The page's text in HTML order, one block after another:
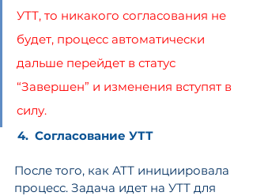
УТТ, то никакого согласования не
будет, процесс автоматически
дальше перейдет в статус
“Завершен” и изменения вступят в
силу.
4.  Согласование УТТ
После того, как АТТ инициировала
процесс. Задача идет на УТТ для